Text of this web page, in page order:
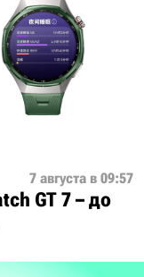
7 августа в 09:57
GT 7 – до